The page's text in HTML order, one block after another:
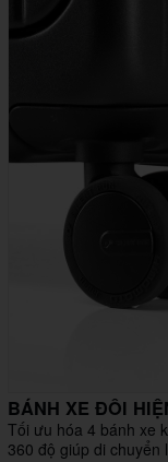
BÁNH XE ĐÔI
Tối ưu hóa 4 bánh xe
360 độ giúp di